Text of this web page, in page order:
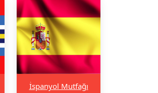
İspanyol Mutfağı